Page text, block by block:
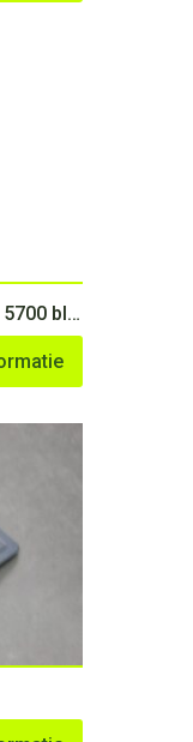
Abus vouwslot Bordo uGrip 5700 black